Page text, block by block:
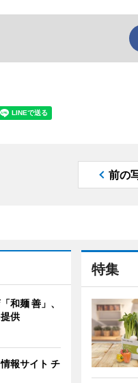
前の
特集
和麺 善」、
供
報サイト チ